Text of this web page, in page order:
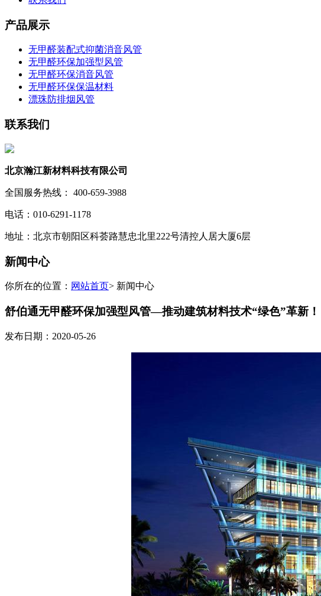
产品展示
无甲醛装配式抑菌消音风管
无甲醛环保加强型风管
无甲醛环保消音风管
无甲醛环保保温材料
漂珠防排烟风管
联系我们
北京瀚江新材料科技有限公司
全国服务热线： 400-659-3988
电话：010-6291-1178
地址：北京市朝阳区科荟路慧忠北里222号清控人居大厦6层
新闻中心
你所在的位置： 网站首页> 新闻中心
舒伯通无甲醛环保加强型风管—推动建筑材料技术“绿色”革新！
发布日期：2020-05-26